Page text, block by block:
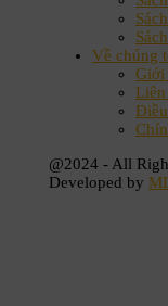
Về chúng
Giới
@2024 - All
Developed by